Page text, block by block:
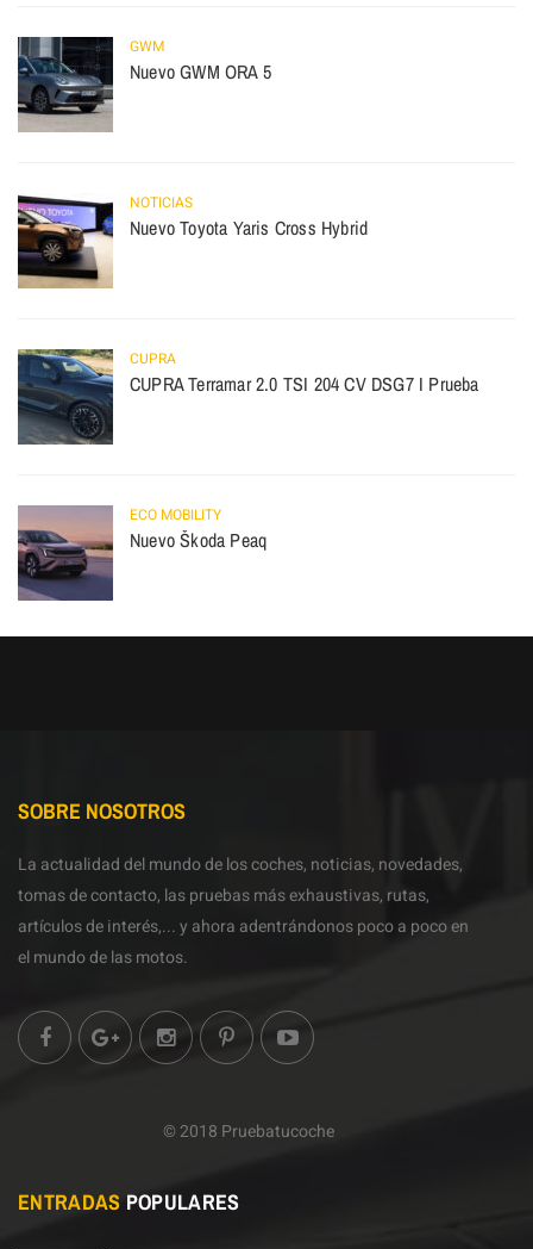
GWM
Nuevo GWM ORA 5
NOTICIAS
Nuevo Toyota Yaris Cross Hybrid
CUPRA
CUPRA Terramar 2.0 TSI 204 CV DSG7 I Prueba
ECO MOBILITY
Nuevo Škoda Peaq
SOBRE NOSOTROS
La actualidad del mundo de los coches, noticias, novedades,
tomas de contacto, las pruebas más exhaustivas, rutas,
artículos de interés,... y ahora adentrándonos poco a poco en
el mundo de las motos.
© 2018 Pruebatucoche
ENTRADAS POPULARES